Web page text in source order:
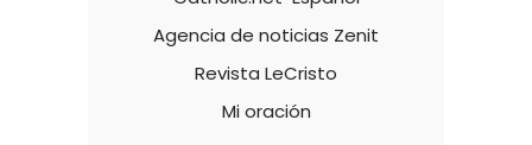
Agencia de noticias Zenit
Revista LeCristo
Mi oración